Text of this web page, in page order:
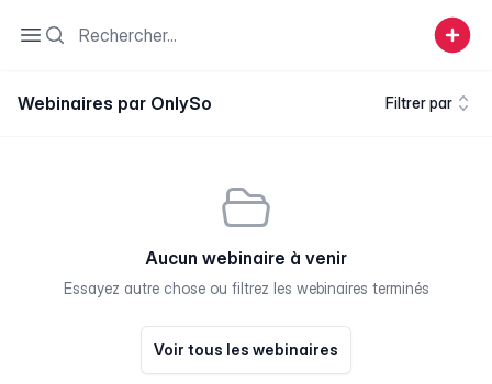
Open sidebar
Search
Webinaires par OnlySo Filtrer par
Aucun webinaire à venir
Essayez autre chose ou filtrez les webinaires terminés
Voir tous les webinaires